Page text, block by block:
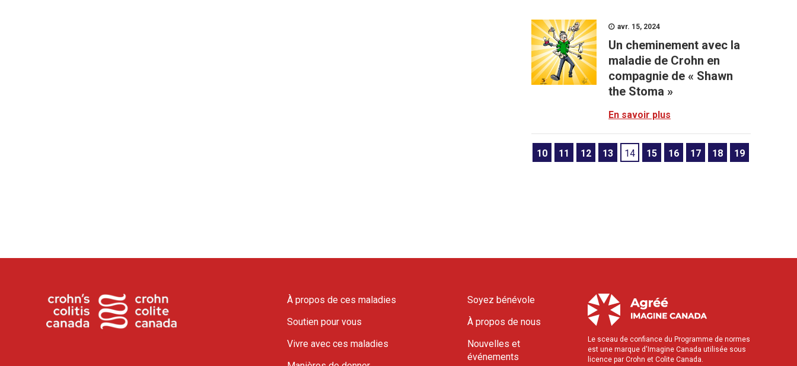
avr. 15, 2024
Un cheminement avec la
maladie de Crohn en
compagnie de « Shawn
the Stoma »
En savoir plus
10 11 12 13 14 15 16 17 18 19
À propos de ces maladies
Soutien pour vous
Vivre avec ces maladies
Soyez bénévole
À propos de nous
Nouvelles et
événements
Le sceau de confiance du Programme de normes
est une marque d'Imagine Canada utilisée sous
licence par Crohn et Colite Canada.